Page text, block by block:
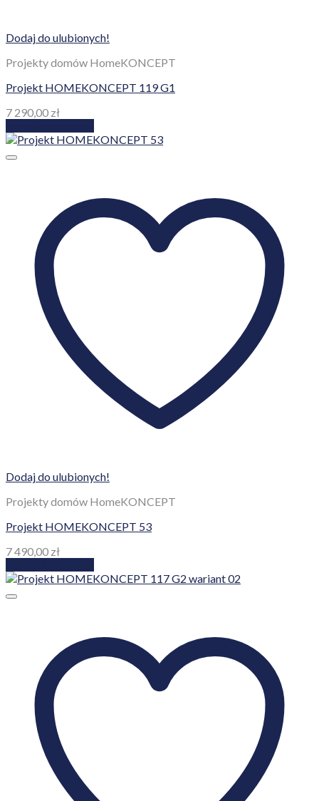
Dodaj do ulubionych!
Projekty domów HomeKONCEPT
Projekt HOMEKONCEPT 119 G1
7 290,00 zł
Dodaj do ulubionych!
Projekty domów HomeKONCEPT
Projekt HOMEKONCEPT 53
7 490,00 zł